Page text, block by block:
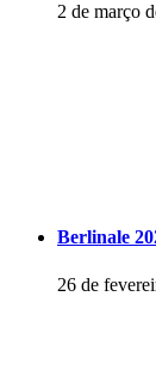
2 de março
Berlinale
26 de